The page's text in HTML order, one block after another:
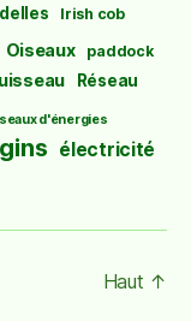
Irish cob
Oiseaux paddock
Réseau
d'énergies
électricité
Haut ↑